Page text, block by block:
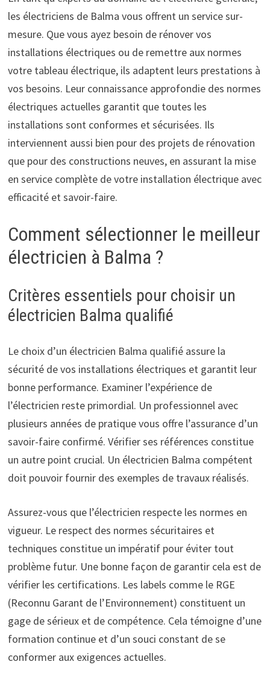
les électriciens de Balma vous offrent un service sur-
mesure. Que vous ayez besoin de rénover vos
installations électriques ou de remettre aux normes
votre tableau électrique, ils adaptent leurs prestations à
vos besoins. Leur connaissance approfondie des normes
électriques actuelles garantit que toutes les
installations sont conformes et sécurisées. Ils
interviennent aussi bien pour des projets de rénovation
que pour des constructions neuves, en assurant la mise
en service complète de votre installation électrique avec
efficacité et savoir-faire.
Comment sélectionner le meilleur
électricien à Balma ?
Critères essentiels pour choisir un
électricien Balma qualifié
Le choix d’un électricien Balma qualifié assure la
sécurité de vos installations électriques et garantit leur
bonne performance. Examiner l’expérience de
l’électricien reste primordial. Un professionnel avec
plusieurs années de pratique vous offre l’assurance d’un
savoir-faire confirmé. Vérifier ses références constitue
un autre point crucial. Un électricien Balma compétent
doit pouvoir fournir des exemples de travaux réalisés.
Assurez-vous que l’électricien respecte les normes en
vigueur. Le respect des normes sécuritaires et
techniques constitue un impératif pour éviter tout
problème futur. Une bonne façon de garantir cela est de
vérifier les certifications. Les labels comme le RGE
(Reconnu Garant de l’Environnement) constituent un
gage de sérieux et de compétence. Cela témoigne d’une
formation continue et d’un souci constant de se
conformer aux exigences actuelles.